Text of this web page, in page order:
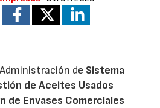
de Sistema
de Aceites Usados
de Envases Comerciales